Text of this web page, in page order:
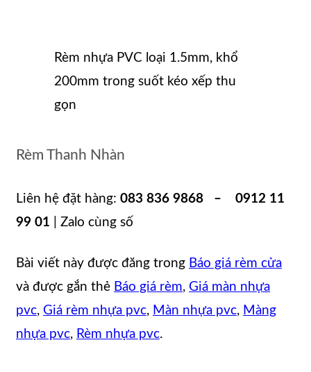
Rèm nhựa PVC loại 1.5mm, khổ
200mm trong suốt kéo xếp thu
gọn
Rèm Thanh Nhàn
Liên hệ đặt hàng: 083 836 9868 – 0912 11
99 01
| Zalo cùng số
Bài viết này được đăng trong Báo giá rèm cửa
và được gắn thẻ Báo giá rèm, Giá màn nhựa
pvc, Giá rèm nhựa pvc, Màn nhựa pvc, Màng
nhựa pvc, Rèm nhựa pvc.